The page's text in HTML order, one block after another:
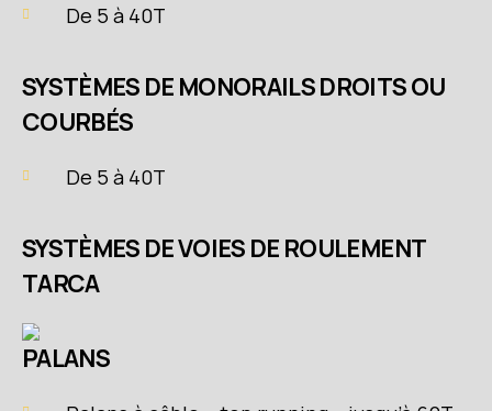
De 5 à 40T
SYSTÈMES DE MONORAILS DROITS OU
COURBÉS
De 5 à 40T
SYSTÈMES DE VOIES DE ROULEMENT
TARCA
PALANS